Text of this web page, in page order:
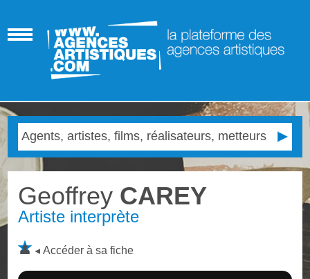
Geoffrey CAREY
Artiste interprète
Accéder à sa fiche